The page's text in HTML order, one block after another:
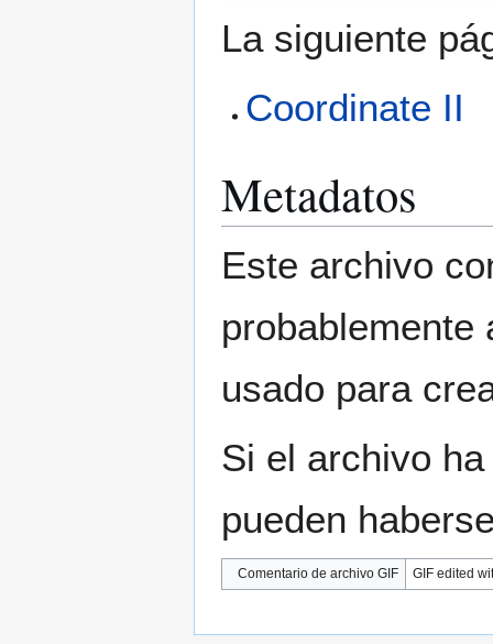
La siguiente
Coordinate II
Metadatos
Este archivo
probablemente
usado para
Si el archivo
pueden
Comentario de archivo GIF GIF edited